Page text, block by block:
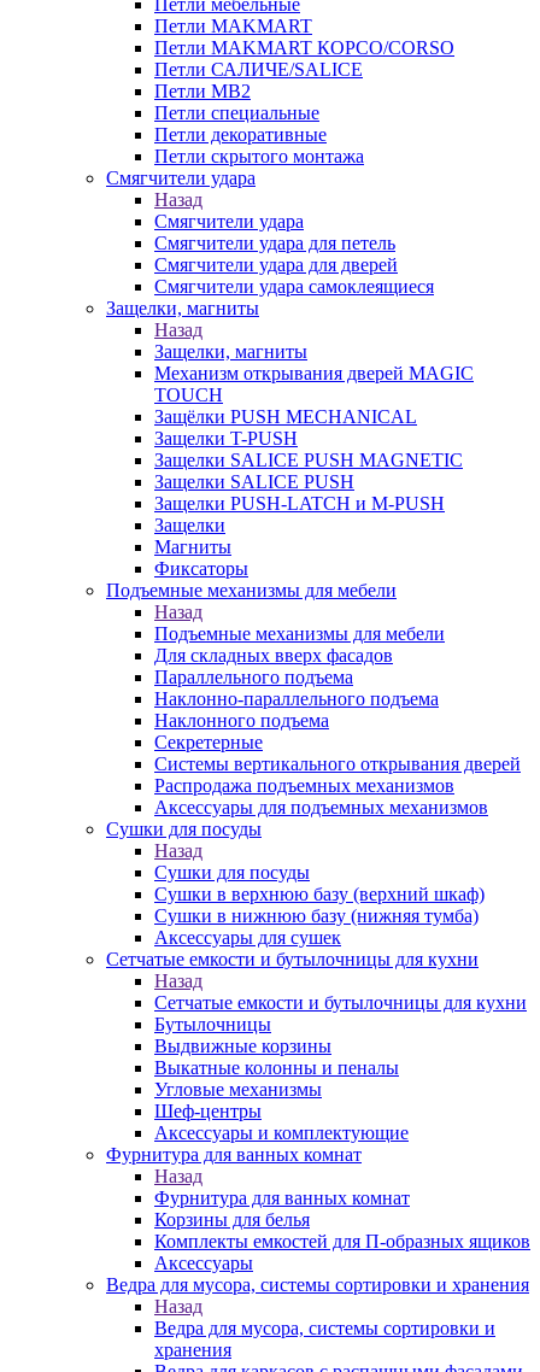
Петли мебельные
Петли MAKMART
Петли MAKMART КОРСО/CORSO
Петли САЛИЧЕ/SALICE
Петли MB2
Петли специальные
Петли декоративные
Петли скрытого монтажа
Смягчители удара
Назад
Смягчители удара
Смягчители удара для петель
Смягчители удара для дверей
Cмягчители удара самоклеящиеся
Защелки, магниты
Назад
Защелки, магниты
Механизм открывания дверей MAGIC
TOUCH
Защёлки PUSH MECHANICAL
Защелки T-PUSH
Защелки SALICE PUSH MAGNETIC
Защелки SALICE PUSH
Защелки PUSH-LATCH и M-PUSH
Защелки
Магниты
Фиксаторы
Подъемные механизмы для мебели
Назад
Подъемные механизмы для мебели
Для складных вверх фасадов
Параллельного подъема
Наклонно-параллельного подъема
Наклонного подъема
Секретерные
Системы вертикального открывания дверей
Распродажа подъемных механизмов
Аксессуары для подъемных механизмов
Сушки для посуды
Назад
Сушки для посуды
Сушки в верхнюю базу (верхний шкаф)
Сушки в нижнюю базу (нижняя тумба)
Аксессуары для сушек
Сетчатые емкости и бутылочницы для кухни
Назад
Сетчатые емкости и бутылочницы для кухни
Бутылочницы
Выдвижные корзины
Выкатные колонны и пеналы
Угловые механизмы
Шеф-центры
Аксессуары и комплектующие
Фурнитура для ванных комнат
Назад
Фурнитура для ванных комнат
Корзины для белья
Комплекты емкостей для П-образных ящиков
Аксессуары
Ведра для мусора, системы сортировки и хранения
Назад
Ведра для мусора, системы сортировки и
хранения